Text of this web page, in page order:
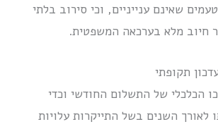
שאינם ענייניים, וכי סירוב בלתי
חיוב מלא בערכאה המשפטית.
תקופתי
הכלכלי של התשלום החודשי וכדי
לאורך השנים בשל התייקרות עלויות